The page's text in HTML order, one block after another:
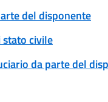
del disponente
stato civile
da parte del